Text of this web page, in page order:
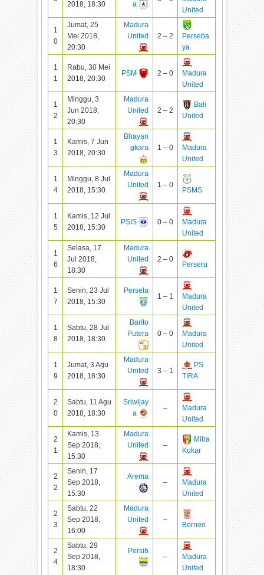
2018, 18:30 a
United
1
0
Jumat, 25
Mei 2018,
20:30
Madura
United
2 – 2
Perseba
ya
1
1
Rabu, 30 Mei
2018, 20:30
PSM 2 – 0
Madura
United
1
2
Minggu, 3
Jun 2018,
20:30
Madura
United
2 – 2
Bali
United
1
3
Kamis, 7 Jun
2018, 20:30
Bhayan
gkara
1 – 0
Madura
United
1
4
Minggu, 8 Jul
2018, 15:30
Madura
United
1 – 0
PSMS
1
5
Kamis, 12 Jul
2018, 15:30
PSIS 0 – 0
Madura
United
1
6
Selasa, 17
Jul 2018,
18:30
Madura
United
2 – 0
Perseru
1
7
Senin, 23 Jul
2018, 15:30
Persela
1 – 1
Madura
United
1
8
Sabtu, 28 Jul
2018, 18:30
Barito
Putera
0 – 0
Madura
United
1
9
Jumat, 3 Agu
2018, 18:30
Madura
United
3 – 1
PS
TIRA
2
0
Sabtu, 11 Agu
2018, 18:30
Sriwijay
a
–
Madura
United
2
1
Kamis, 13
Sep 2018,
15:30
Madura
United
–
Mitra
Kukar
2
2
Senin, 17
Sep 2018,
15:30
Arema
–
Madura
United
2
3
Sabtu, 22
Sep 2018,
16:00
Madura
United
–
Borneo
2
4
Sabtu, 29
Sep 2018,
18:30
Persib
–
Madura
United